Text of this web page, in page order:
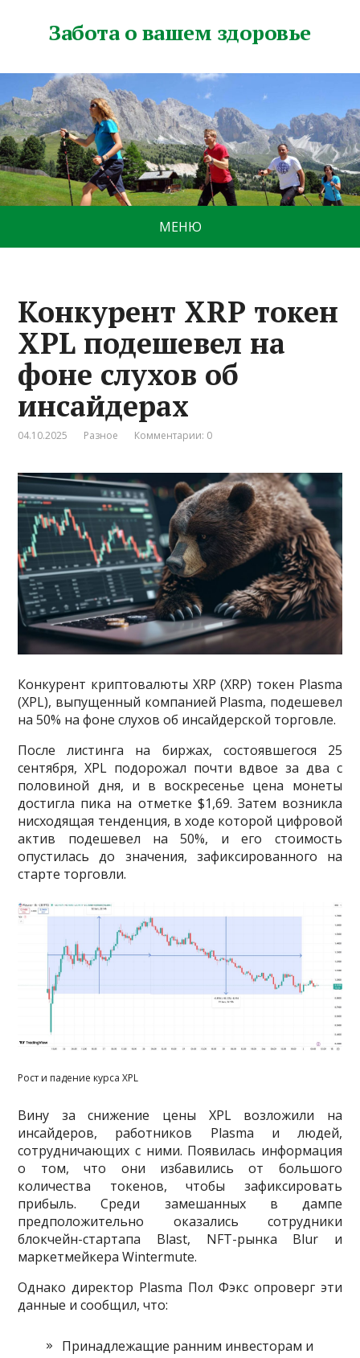
Забота о вашем здоровье
МЕНЮ
Конкурент XRP токен
XPL подешевел на
фоне слухов об
инсайдерах
04.10.2025 Разное Комментарии: 0
Конкурент криптовалюты XRP (XRP) токен Plasma
(XPL), выпущенный компанией Plasma, подешевел
на 50% на фоне слухов об инсайдерской торговле.
После листинга на биржах, состоявшегося 25
сентября, XPL подорожал почти вдвое за два с
половиной дня, и в воскресенье цена монеты
достигла пика на отметке $1,69. Затем возникла
нисходящая тенденция, в ходе которой цифровой
актив подешевел на 50%, и его стоимость
опустилась до значения, зафиксированного на
старте торговли.
Рост и падение курса XPL
Вину за снижение цены XPL возложили на
инсайдеров, работников Plasma и людей,
сотрудничающих с ними. Появилась информация
о том, что они избавились от большого
количества токенов, чтобы зафиксировать
прибыль. Среди замешанных в дампе
предположительно оказались сотрудники
блокчейн-стартапа Blast, NFT-рынка Blur и
маркетмейкера Wintermute.
Однако директор Plasma Пол Фэкс опроверг эти
данные и сообщил, что:
Принадлежащие ранним инвесторам и